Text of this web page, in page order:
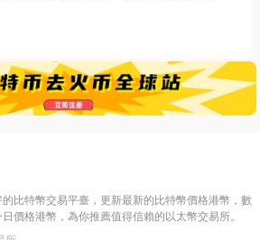
比特幣交易平臺，更新最新的比特幣價格港幣，數
價格港幣，為你推薦值得信賴的以太幣交易所。